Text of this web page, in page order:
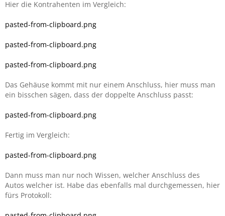
Hier die Kontrahenten im Vergleich:
pasted-from-clipboard.png
pasted-from-clipboard.png
pasted-from-clipboard.png
Das Gehäuse kommt mit nur einem Anschluss, hier muss man
ein bisschen sägen, dass der doppelte Anschluss passt:
pasted-from-clipboard.png
Fertig im Vergleich:
pasted-from-clipboard.png
Dann muss man nur noch Wissen, welcher Anschluss des
Autos welcher ist. Habe das ebenfalls mal durchgemessen, hier
fürs Protokoll: